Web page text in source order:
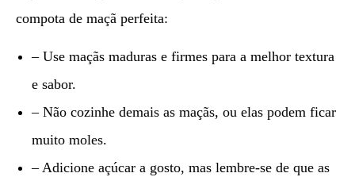
compota de maçã perfeita:
– Use maçãs maduras e firmes para a melhor textura
e sabor.
– Não cozinhe demais as maçãs, ou elas podem ficar
muito moles.
– Adicione açúcar a gosto, mas lembre-se de que as